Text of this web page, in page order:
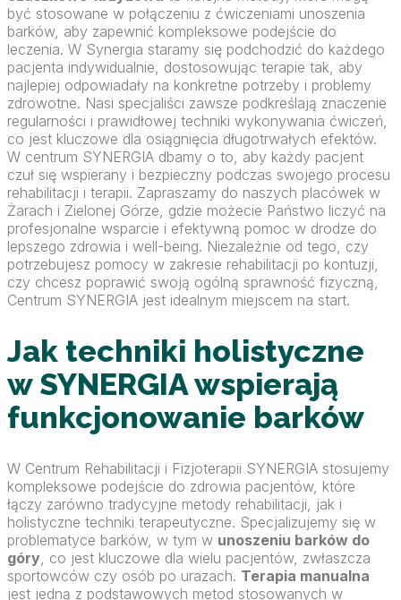
być stosowane w połączeniu z ćwiczeniami unoszenia
barków, aby zapewnić kompleksowe podejście do
leczenia. W Synergia staramy się podchodzić do każdego
pacjenta indywidualnie, dostosowując terapie tak, aby
najlepiej odpowiadały na konkretne potrzeby i problemy
zdrowotne. Nasi specjaliści zawsze podkreślają znaczenie
regularności i prawidłowej techniki wykonywania ćwiczeń,
co jest kluczowe dla osiągnięcia długotrwałych efektów.
W centrum SYNERGIA dbamy o to, aby każdy pacjent
czuł się wspierany i bezpieczny podczas swojego procesu
rehabilitacji i terapii. Zapraszamy do naszych placówek w
Żarach i Zielonej Górze, gdzie możecie Państwo liczyć na
profesjonalne wsparcie i efektywną pomoc w drodze do
lepszego zdrowia i well-being. Niezależnie od tego, czy
potrzebujesz pomocy w zakresie rehabilitacji po kontuzji,
czy chcesz poprawić swoją ogólną sprawność fizyczną,
Centrum SYNERGIA jest idealnym miejscem na start.
Jak techniki holistyczne
w SYNERGIA wspierają
funkcjonowanie barków
W Centrum Rehabilitacji i Fizjoterapii SYNERGIA stosujemy
kompleksowe podejście do zdrowia pacjentów, które
łączy zarówno tradycyjne metody rehabilitacji, jak i
holistyczne techniki terapeutyczne. Specjalizujemy się w
problematyce barków, w tym w unoszeniu barków do
góry , co jest kluczowe dla wielu pacjentów, zwłaszcza
sportowców czy osób po urazach. Terapia manualna
jest jedną z podstawowych metod stosowanych w